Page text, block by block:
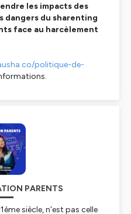
les impacts des
dangers du sharenting
face au harcèlement
politique-de-
PARENTS
siècle, n'est pas celle